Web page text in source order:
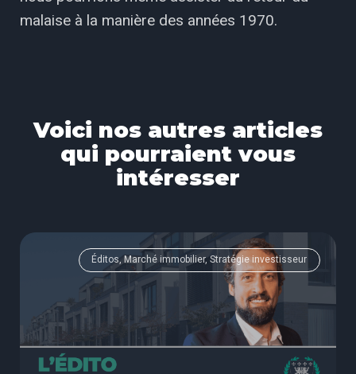
malaise à la manière des années 1970.
Voici nos autres articles
qui pourraient vous
intéresser
Éditos, Marché immobilier, Stratégie investisseur